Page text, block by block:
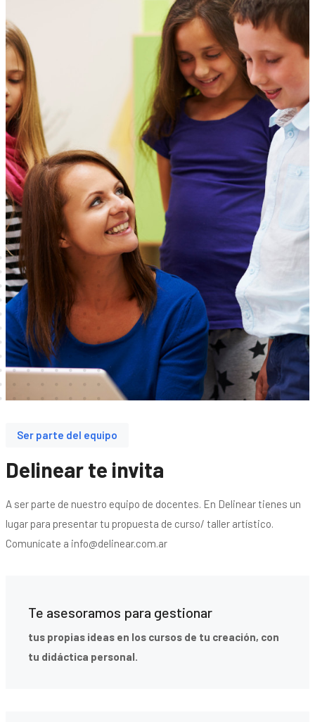
Ser parte del equipo
Delinear te invita
A ser parte de nuestro equipo de docentes. En Delinear tienes un
lugar para presentar tu propuesta de curso/ taller artístico.
Comunícate a info@delinear.com.ar
Te asesoramos para gestionar
tus propias ideas en los cursos de tu creación, con
tu didáctica personal.